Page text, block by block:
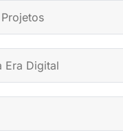
Era Digital